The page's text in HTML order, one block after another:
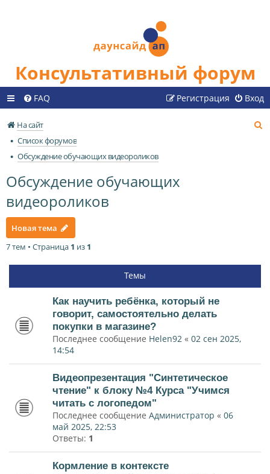
Консультативный форум
FAQ Вход
Регистрация
На сайт
Список форумов
Обсуждение обучающих видеороликов
Обсуждение обучающих
видеороликов
Новая тема
7 тем • Страница 1 из 1
Темы
Как научить ребёнка, который не
говорит, самостоятельно делать
покупки в магазине?
Последнее сообщение Helen92 « 02 сен 2025,
14:54
Видеопрезентация "Синтетическое
чтение" к блоку №4 Курса "Учимся
читать с логопедом"
Последнее сообщение Администратор « 06
май 2025, 22:53
Ответы: 1
Кормление в контексте